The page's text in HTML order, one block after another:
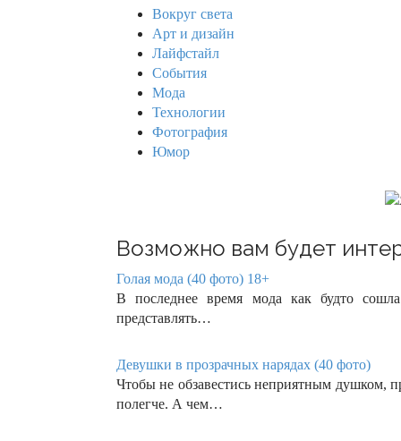
Вокруг света
Арт и дизайн
Лайфстайл
События
Мода
Технологии
Фотография
Юмор
Возможно вам будет
Голая мода (40 фото) 18+
В последнее время мода как будто
представлять…
Девушки в прозрачных нарядах (40 фото)
Чтобы не обзавестись неприятным душком,
полегче. А чем…